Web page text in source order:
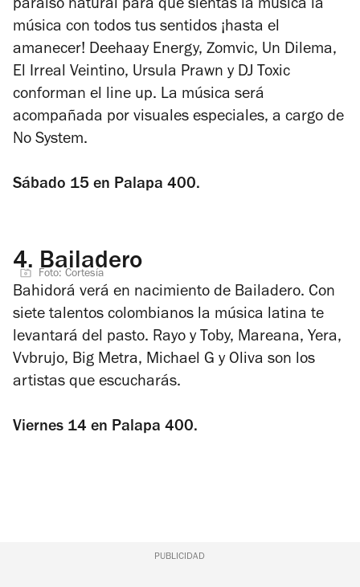
paraíso natural para que sientas la música la
música con todos tus sentidos ¡hasta el
amanecer! Deehaay Energy, Zomvic, Un Dilema,
El Irreal Veintino, Ursula Prawn y DJ Toxic
conforman el line up. La música será
acompañada por visuales especiales, a cargo de
No System.
Sábado 15 en Palapa 400.
4. Bailadero
Foto: Cortesía
Bahidorá verá en nacimiento de Bailadero. Con
siete talentos colombianos la música latina te
levantará del pasto. Rayo y Toby, Mareana, Yera,
Vvbrujo, Big Metra, Michael G y Oliva son los
artistas que escucharás.
Viernes 14 en Palapa 400.
PUBLICIDAD